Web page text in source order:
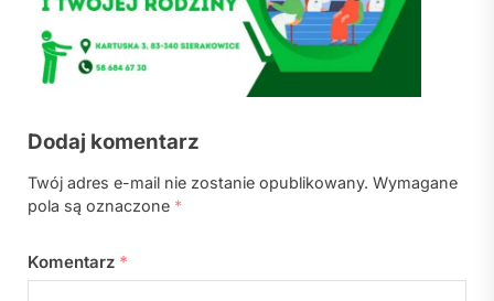
Dodaj komentarz
Twój adres e-mail nie zostanie opublikowany. Wymagane
pola są oznaczone *
Komentarz *